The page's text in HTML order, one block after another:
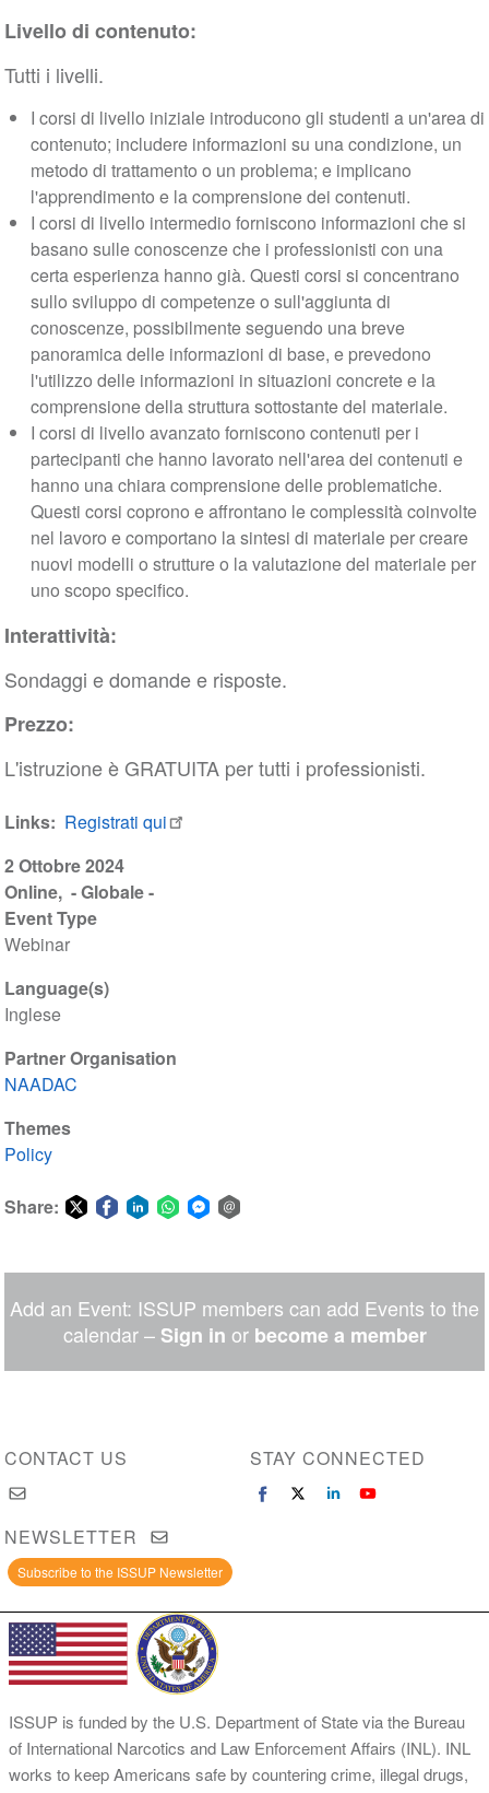
2 Ottobre 2024
Online - Globale -
Event Type
Webinar
Language(s)
Inglese
Partner Organisation
NAADAC
Themes
Policy
Share:
Messenger
Livello di contenuto:
Tutti i livelli.
I corsi di livello iniziale introducono gli studenti a un'area di
contenuto; includere informazioni su una condizione, un
metodo di trattamento o un problema; e implicano
l'apprendimento e la comprensione dei contenuti.
I corsi di livello intermedio forniscono informazioni che si
basano sulle conoscenze che i professionisti con una
certa esperienza hanno già. Questi corsi si concentrano
sullo sviluppo di competenze o sull'aggiunta di
conoscenze, possibilmente seguendo una breve
panoramica delle informazioni di base, e prevedono
l'utilizzo delle informazioni in situazioni concrete e la
comprensione della struttura sottostante del materiale.
I corsi di livello avanzato forniscono contenuti per i
partecipanti che hanno lavorato nell'area dei contenuti e
hanno una chiara comprensione delle problematiche.
Questi corsi coprono e affrontano le complessità coinvolte
nel lavoro e comportano la sintesi di materiale per creare
nuovi modelli o strutture o la valutazione del materiale per
uno scopo specifico.
Interattività:
Sondaggi e domande e risposte.
Prezzo:
L'istruzione è GRATUITA per tutti i professionisti.
Links Registrati qui
Add an Event: ISSUP members can add Events to the
calendar – Sign in or become a member
CONTACT US STAY CONNECTED
NEWSLETTER
Subscribe to the ISSUP Newsletter
ISSUP is funded by the U.S. Department of State via the Bureau
of International Narcotics and Law Enforcement Affairs (INL). INL
works to keep Americans safe by countering crime, illegal drugs,